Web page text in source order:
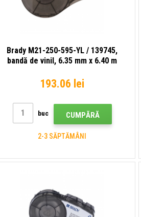
Brady M21-250-595-YL / 139745,
bandă de vinil, 6.35 mm x 6.40 m
193.06 lei
buc CUMPĂRĂ
2-3 SĂPTĂMÂNI